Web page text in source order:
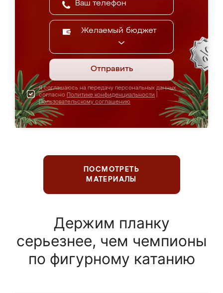
Желаемый бюджет
Отправить
Я соглашаюсь на передачу персональных данных
согласно Политике конфиденциальности
Пользовательскому соглашению
ПОСМОТРЕТЬ
МАТЕРИАЛЫ
Держим планку
серьезнее, чем чемпионы
по фигурному катанию